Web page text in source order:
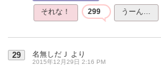
それな！ 299 うーん…
29 名無しだＪ より
2015年12月29日 2:16 PM